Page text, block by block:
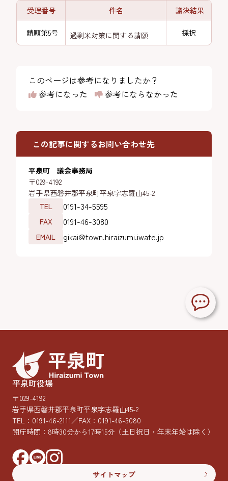
受理番号 件名 議決結果
請願第5号 過剰米対策に関する請願 採択
このページは参考になりましたか？
参考になった
参考にならなかった
この記事に関するお問い合わせ先
平泉町 議会事務局
〒029-4192
岩手県西磐井郡平泉町平泉字志羅山45-2
TEL
0191-34-5595
FAX 0191-46-3080
EMAIL gikai@town.hiraizumi.iwate.jp
平泉町役場
〒029-4192
岩手県西磐井郡平泉町平泉字志羅山45-2
TEL： 0191-46-2111／FAX：0191-46-3080
開庁時間：8時30分から17時15分 （土日祝日・年末年始は除く）
サイトマップ